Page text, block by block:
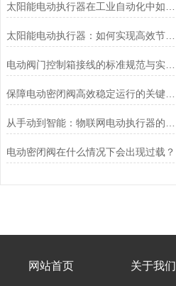
太阳能电动执行器：如何实现高效节能的自动化控制？
保障电动密闭阀高效稳定运行的关键举措
电动密闭阀在什么情况下会出现过载？
网站首页 关于我们